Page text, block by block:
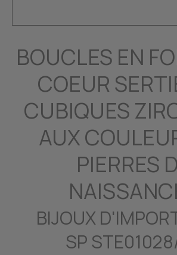
BOUCLES EN
COEUR
CUBIQUES
AUX
PIERRES
BIJOUX
SP